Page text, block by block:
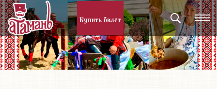
Купить билет